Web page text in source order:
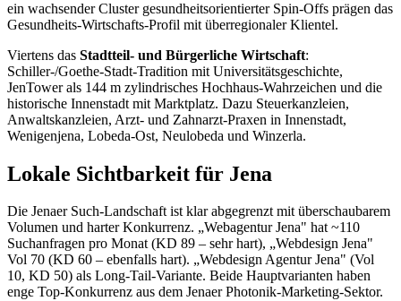
ein wachsender Cluster gesundheitsorientierter Spin-Offs prägen das
Gesundheits-Wirtschafts-Profil mit überregionaler Klientel.
Viertens das Stadtteil- und Bürgerliche Wirtschaft:
Schiller-/Goethe-Stadt-Tradition mit Universitätsgeschichte,
JenTower als 144 m zylindrisches Hochhaus-Wahrzeichen und die
historische Innenstadt mit Marktplatz. Dazu Steuerkanzleien,
Anwaltskanzleien, Arzt- und Zahnarzt-Praxen in Innenstadt,
Wenigenjena, Lobeda-Ost, Neulobeda und Winzerla.
Lokale Sichtbarkeit für Jena
Die Jenaer Such-Landschaft ist klar abgegrenzt mit überschaubarem
Volumen und harter Konkurrenz. „Webagentur Jena" hat ~110
Suchanfragen pro Monat (KD 89 – sehr hart), „Webdesign Jena"
Vol 70 (KD 60 – ebenfalls hart). „Webdesign Agentur Jena" (Vol
10, KD 50) als Long-Tail-Variante. Beide Hauptvarianten haben
enge Top-Konkurrenz aus dem Jenaer Photonik-Marketing-Sektor.